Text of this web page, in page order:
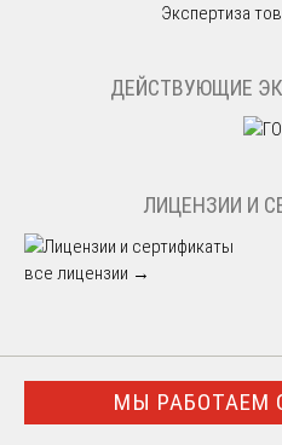
Экспертиза
ДЕЙСТВУЮЩИЕ
ЛИЦЕНЗИИ И
все лицензии →
МЫ РАБОТАЕМ